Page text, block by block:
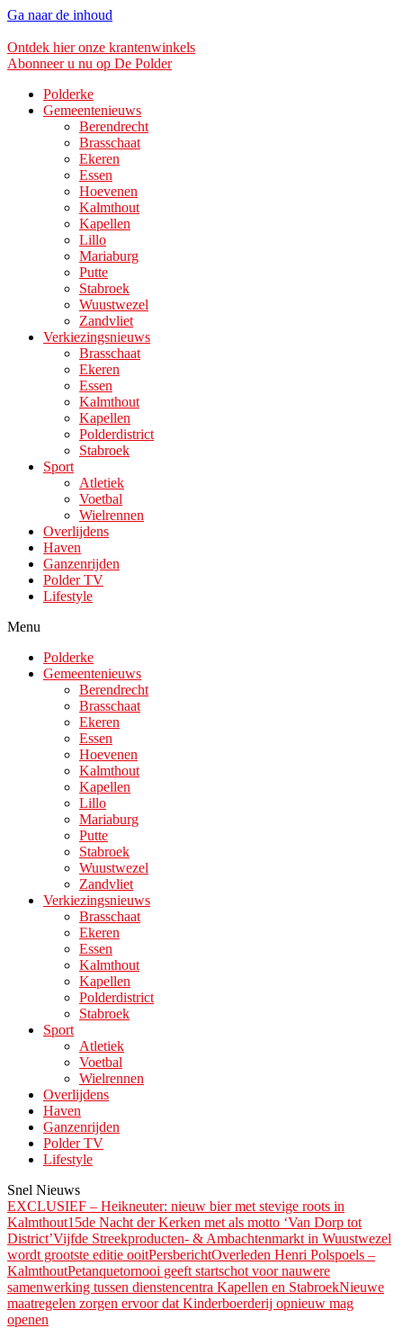
Ga naar de inhoud
Ontdek hier onze krantenwinkels
Abonneer u nu op De Polder
Polderke
Gemeentenieuws
Berendrecht
Brasschaat
Ekeren
Essen
Hoevenen
Kalmthout
Kapellen
Lillo
Mariaburg
Putte
Stabroek
Wuustwezel
Zandvliet
Verkiezingsnieuws
Brasschaat
Ekeren
Essen
Kalmthout
Kapellen
Polderdistrict
Stabroek
Sport
Atletiek
Voetbal
Wielrennen
Overlijdens
Haven
Ganzenrijden
Polder TV
Lifestyle
Menu
Polderke
Gemeentenieuws
Berendrecht
Brasschaat
Ekeren
Essen
Hoevenen
Kalmthout
Kapellen
Lillo
Mariaburg
Putte
Stabroek
Wuustwezel
Zandvliet
Verkiezingsnieuws
Brasschaat
Ekeren
Essen
Kalmthout
Kapellen
Polderdistrict
Stabroek
Sport
Atletiek
Voetbal
Wielrennen
Overlijdens
Haven
Ganzenrijden
Polder TV
Lifestyle
Snel Nieuws
EXCLUSIEF – Heikneuter: nieuw bier met stevige roots in
Kalmthout15de Nacht der Kerken met als motto ‘Van Dorp tot
District’Vijfde Streekproducten- & Ambachtenmarkt in Wuustwezel
wordt grootste editie ooitPersberichtOverleden Henri Polspoels –
KalmthoutPetanquetornooi geeft startschot voor nauwere
samenwerking tussen dienstencentra Kapellen en StabroekNieuwe
maatregelen zorgen ervoor dat Kinderboerderij opnieuw mag
openen